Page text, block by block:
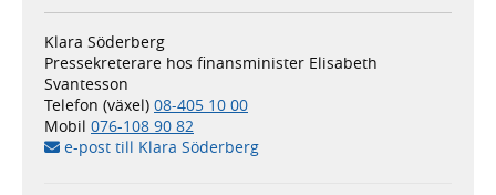
Klara Söderberg
Pressekreterare hos finansminister Elisabeth
Svantesson
Telefon (växel) 08-405 10 00
Mobil 076-108 90 82
e-post till Klara Söderberg